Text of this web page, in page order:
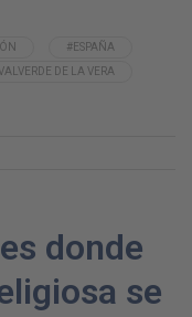
#ESPAÑA
DE LA VERA
donde
se